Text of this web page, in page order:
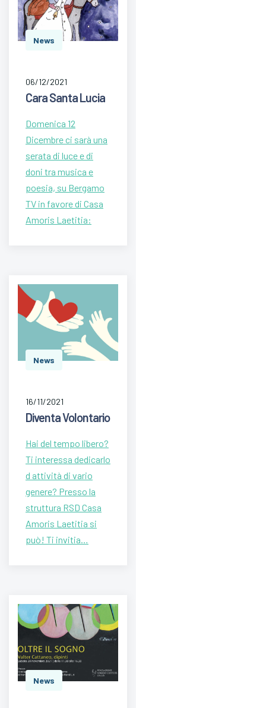
News
06/12/2021
Cara Santa Lucia
Domenica 12
Dicembre ci sarà una
serata di luce e di
doni tra musica e
poesia, su Bergamo
TV in favore di Casa
Amoris Laetitia:
News
16/11/2021
Diventa Volontario
Hai del tempo libero?
Ti interessa dedicarlo
d attività di vario
genere? Presso la
struttura RSD Casa
Amoris Laetitia si
può! Ti invitia…
News